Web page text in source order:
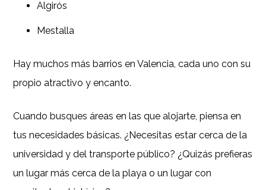
Algirós
Mestalla
Hay muchos más barrios en Valencia, cada uno con su
propio atractivo y encanto.
Cuando busques áreas en las que alojarte, piensa en
tus necesidades básicas. ¿Necesitas estar cerca de la
universidad y del transporte público? ¿Quizás prefieras
un lugar más cerca de la playa o un lugar con